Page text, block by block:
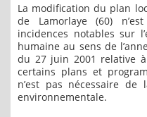
La modification du plan
de Lamorlaye (60)
incidences notables sur
humaine au sens de
du 27 juin 2001 relative
certains plans et
n’est pas nécessaire
environnementale.